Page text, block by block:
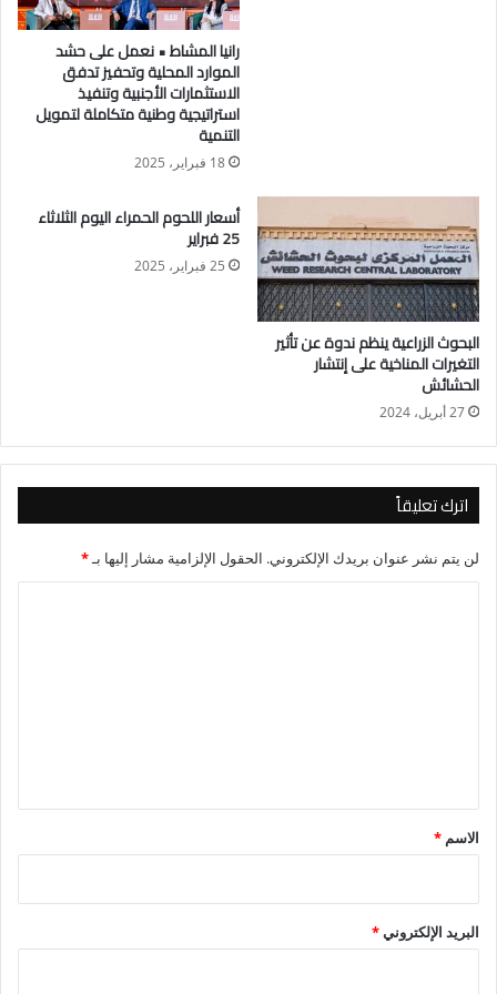
مجلس الوزراء، أن مشاركة رئيس الوزراء في مراسم التنصيب
تعكس حرص مصر على دعم وتعزيز العلاقات الثنائية مع جمهورية
جيبوتي، وتطوير التعاون المشترك في مختلف المجالات، بما يواكب
طبيعة العلاقات الاستراتيجية التي تجمع البلدين، ويخدم المصالح
المشتركة والقضايا ذات الاهتمام المتبادل.
رانيا المشاط • نعمل على حشد
الموارد المحلية وتحفيز تدفق
الاستثمارات الأجنبية وتنفيذ
استراتيجية وطنية متكاملة لتمويل
التنمية
18 فبراير، 2025
البحوث الزراعية ينظم ندوة عن تأثير
التغيرات المناخية على إنتشار
الحشائش
27 أبريل، 2024
أسعار اللحوم الحمراء اليوم الثلاثاء
25 فبراير
25 فبراير، 2025
اترك تعليقاً
لن يتم نشر عنوان بريدك الإلكتروني. الحقول الإلزامية مشار إليها بـ*
*
الاسم *
البريد الإلكتروني*